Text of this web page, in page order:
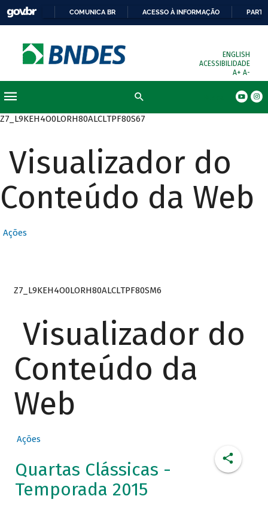
COMUNICA BR ACESSO À INFORMAÇÃO
ENGLISH
ACESSIBILIDADE
A+ A-
Z7_L9KEH4O0LORH80ALCLTPF80S67
Visualizador do
Conteúdo da Web
Ações
Z7_L9KEH4O0LORH80ALCLTPF80SM6
Visualizador do
Conteúdo da
Web
Ações
Quartas Clássicas -
Temporada 2015